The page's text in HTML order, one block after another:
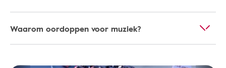
Waarom oordoppen voor muziek?